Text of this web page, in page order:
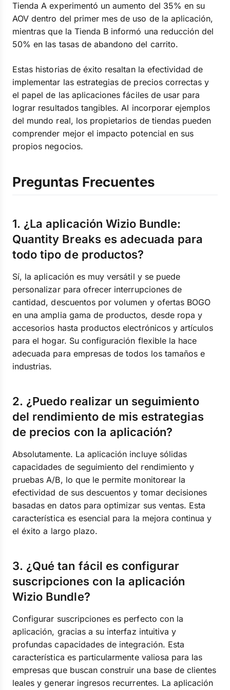
Tienda A experimentó un aumento del 35% en su
AOV dentro del primer mes de uso de la aplicación,
mientras que la Tienda B informó una reducción del
50% en las tasas de abandono del carrito.
Estas historias de éxito resaltan la efectividad de
implementar las estrategias de precios correctas y
el papel de las aplicaciones fáciles de usar para
lograr resultados tangibles. Al incorporar ejemplos
del mundo real, los propietarios de tiendas pueden
comprender mejor el impacto potencial en sus
propios negocios.
Preguntas Frecuentes
1. ¿La aplicación Wizio Bundle:
Quantity Breaks es adecuada para
todo tipo de productos?
Sí, la aplicación es muy versátil y se puede
personalizar para ofrecer interrupciones de
cantidad, descuentos por volumen y ofertas BOGO
en una amplia gama de productos, desde ropa y
accesorios hasta productos electrónicos y artículos
para el hogar. Su configuración flexible la hace
adecuada para empresas de todos los tamaños e
industrias.
2. ¿Puedo realizar un seguimiento
del rendimiento de mis estrategias
de precios con la aplicación?
Absolutamente. La aplicación incluye sólidas
capacidades de seguimiento del rendimiento y
pruebas A/B, lo que le permite monitorear la
efectividad de sus descuentos y tomar decisiones
basadas en datos para optimizar sus ventas. Esta
característica es esencial para la mejora continua y
el éxito a largo plazo.
3. ¿Qué tan fácil es configurar
suscripciones con la aplicación
Wizio Bundle?
Configurar suscripciones es perfecto con la
aplicación, gracias a su interfaz intuitiva y
profundas capacidades de integración. Esta
característica es particularmente valiosa para las
empresas que buscan construir una base de clientes
leales y generar ingresos recurrentes. La aplicación